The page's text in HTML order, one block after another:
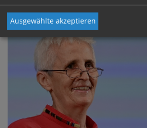
Ausgewählte akzeptieren